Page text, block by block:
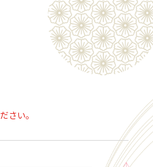
。
さい。